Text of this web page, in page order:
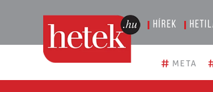
Hírek
# META